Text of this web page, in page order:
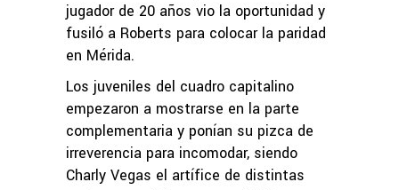
jugador de 20 años vio la oportunidad y
fusiló a Roberts para colocar la paridad
en Mérida.
Los juveniles del cuadro capitalino
empezaron a mostrarse en la parte
complementaria y ponían su pizca de
irreverencia para incomodar, siendo
Charly Vegas el artífice de distintas